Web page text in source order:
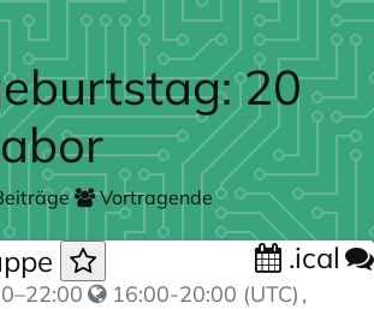
20
Vortragende
.ical
–22:00 16:00-20:00 (UTC) ,